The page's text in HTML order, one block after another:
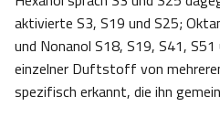
aktivierte S3, S19 und S25;
und Nonanol S18, S19, S41,
einzelner Duftstoff von
spezifisch erkannt, die ihn